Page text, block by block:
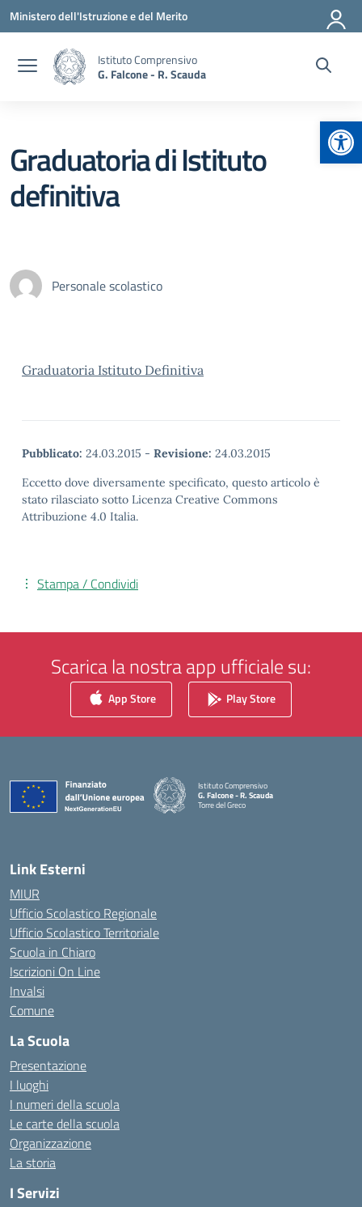
Vai ai contenuti
Vai al menu di navigazione
Vai al footer
Ministero dell'Istruzione e del Merito
Istituto Comprensivo
G. Falcone - R. Scauda
Graduatoria di Istituto
definitiva
Personale scolastico
Graduatoria Istituto Definitiva
Pubblicato: 24.03.2015 - Revisione: 24.03.2015
Eccetto dove diversamente specificato, questo articolo è
stato rilasciato sotto Licenza Creative Commons
Attribuzione 4.0 Italia.
Stampa / Condividi
Scarica la nostra app ufficiale su:
App Store Play Store
Istituto Comprensivo
G. Falcone - R. Scauda
Torre del Greco
Link Esterni
MIUR
Ufficio Scolastico Regionale
Ufficio Scolastico Territoriale
Scuola in Chiaro
Iscrizioni On Line
Invalsi
Comune
La Scuola
Presentazione
I luoghi
I numeri della scuola
Le carte della scuola
Organizzazione
La storia
I Servizi